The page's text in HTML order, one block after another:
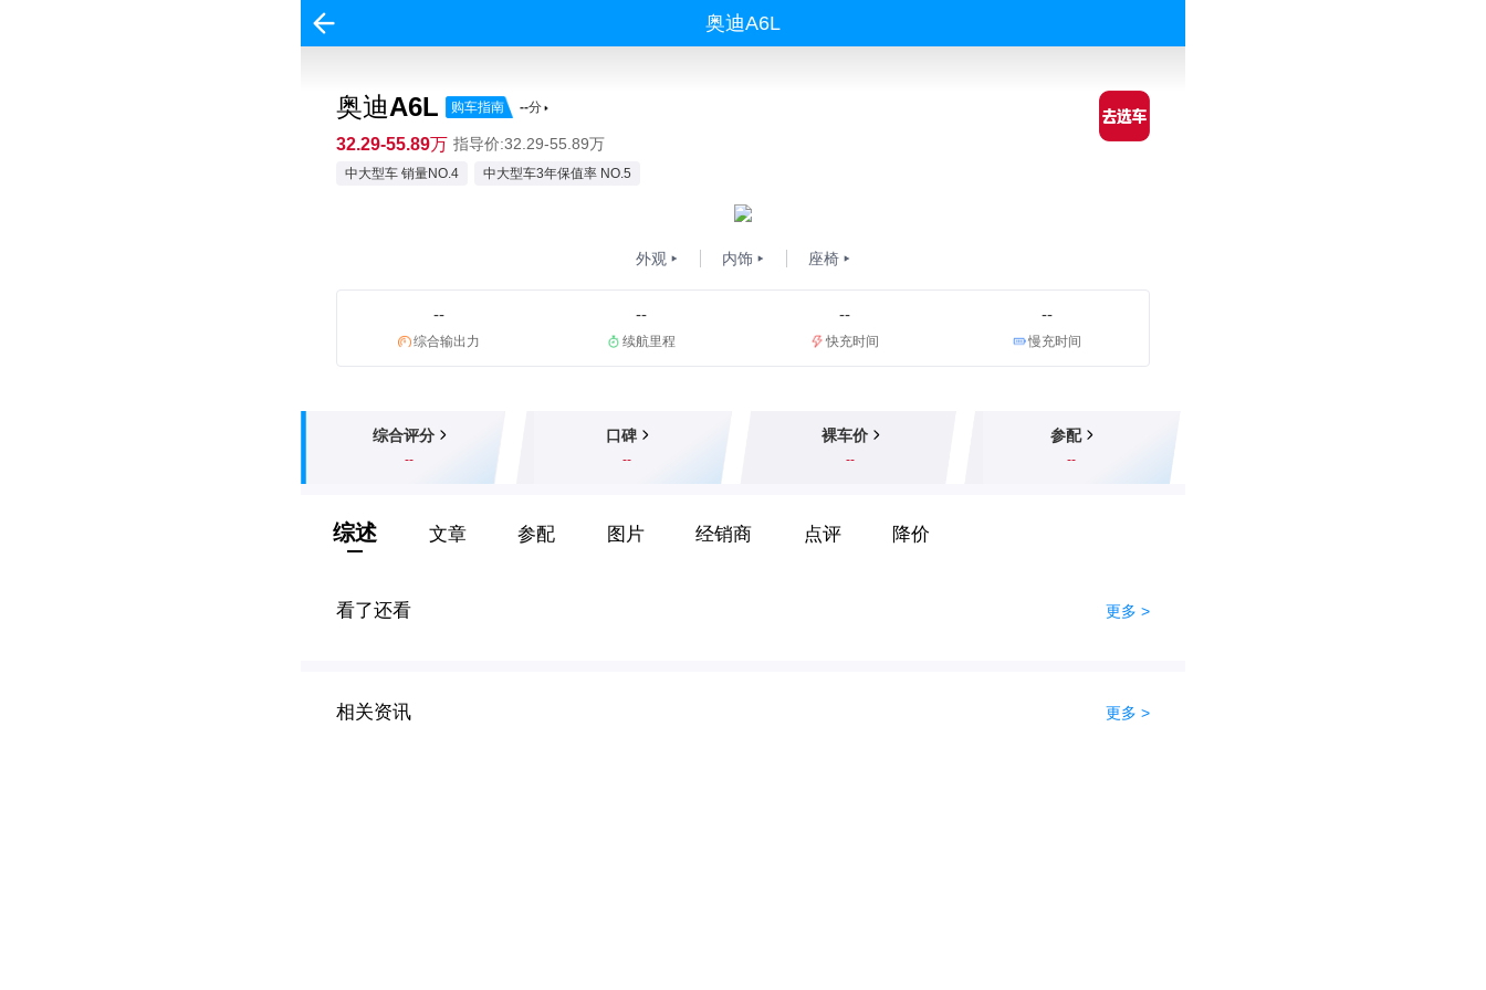
奥迪A6L
奥迪A6L 购车指南 --分
32.29-55.89万 指导价:32.29-55.89万
中大型车 销量NO.4 中大型车3年保值率 NO.5
外观 内饰 座椅
--
综合输出力
--
续航里程
--
快充时间
--
慢充时间
综合评分
--
口碑
--
裸车价
--
参配
--
综述 文章 参配 图片 经销商 点评 降价
看了还看 更多 >
相关资讯 更多 >